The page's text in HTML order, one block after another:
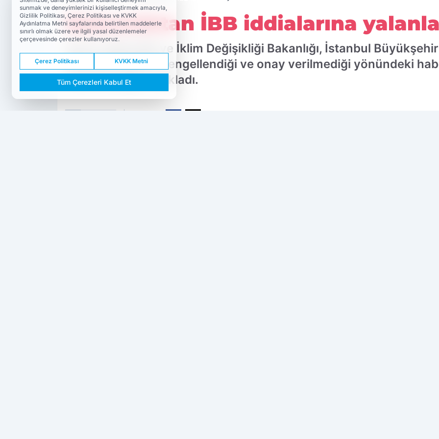
Bakanlıktan İBB iddialarına
Çevre, Şehircilik ve İklim Değişikliği Bakanlığı, İstanbul
personeli alımının engellendiği ve onay verilmediği yönündeki
yansıtmadığını açıkladı.
sunmak ve deneyimlerinizi kişiselleştirmek amacıyla,
Gizlilik Politikası, Çerez Politikası ve KVKK
Aydınlatma Metni sayfalarında belirtilen maddelerle
sınırlı olmak üzere ve ilgili yasal düzenlemeler
çerçevesinde çerezler kullanıyoruz.
Çerez Politikası KVKK Metni
Tüm Çerezleri Kabul Et